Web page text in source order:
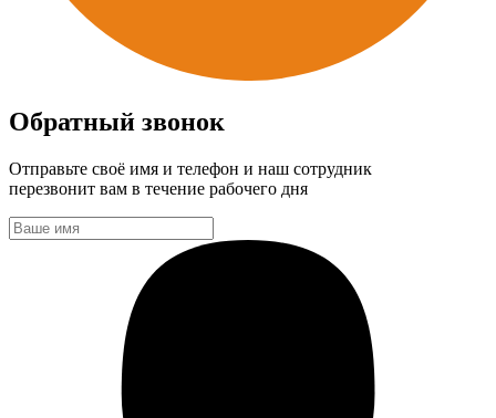
Обратный звонок
Отправьте своё имя и телефон и наш сотрудник
перезвонит вам в течение рабочего дня